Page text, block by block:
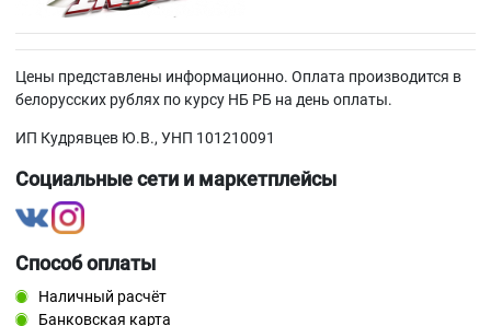
Цены представлены информационно. Оплата производится в
белорусских рублях по курсу НБ РБ на день оплаты.
ИП Кудрявцев Ю.В., УНП 101210091
Социальные сети и маркетплейсы
Способ оплаты
Наличный расчёт
Банковская карта